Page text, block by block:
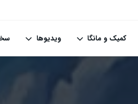
کمیک و مانگا ویدیوها